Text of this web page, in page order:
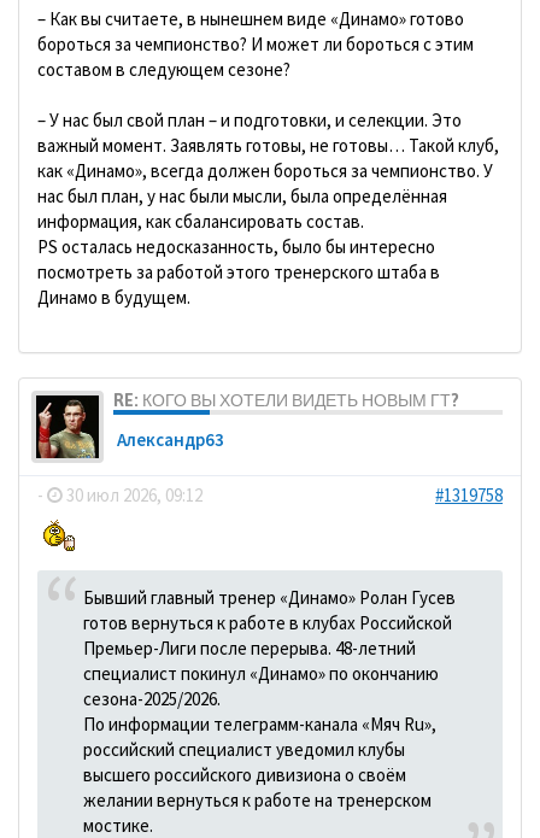
– Как вы считаете, в нынешнем виде «Динамо» готово
бороться за чемпионство? И может ли бороться с этим
составом в следующем сезоне?
– У нас был свой план – и подготовки, и селекции. Это
важный момент. Заявлять готовы, не готовы… Такой клуб,
как «Динамо», всегда должен бороться за чемпионство. У
нас был план, у нас были мысли, была определённая
информация, как сбалансировать состав.
PS осталась недосказанность, было бы интересно
посмотреть за работой этого тренерского штаба в
Динамо в будущем.
RE: КОГО ВЫ ХОТЕЛИ ВИДЕТЬ НОВЫМ ГТ?
Александр63
- 30 июл 2026, 09:12 #1319758
Бывший главный тренер «Динамо» Ролан Гусев
готов вернуться к работе в клубах Российской
Премьер-Лиги после перерыва. 48-летний
специалист покинул «Динамо» по окончанию
сезона-2025/2026.
По информации телеграмм-канала «Мяч Ru»,
российский специалист уведомил клубы
высшего российского дивизиона о своём
желании вернуться к работе на тренерском
мостике.